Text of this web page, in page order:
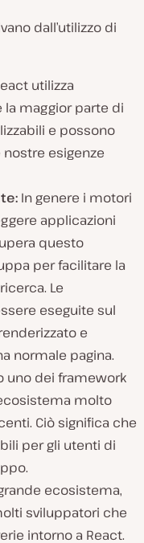
dall’utilizzo di
utilizza
maggior parte di
e possono
esigenze
In genere i motori
applicazioni
questo
per facilitare la
Le
eseguite sul
e
normale pagina.
uno dei framework
molto
Ciò significa che
per gli utenti di
ecosistema,
sviluppatori che
intorno a React.